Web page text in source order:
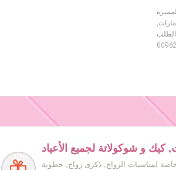
الطلب
كيك و شوكولاتة لجميع الأعياد
خاصة لمناسبات الزواج, ذكرى زواج, خطوبة